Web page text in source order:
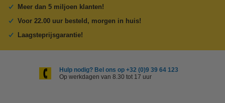
Meer dan 5 miljoen klanten!
Voor 22.00 uur besteld, morgen in huis!
Laagsteprijsgarantie!
Hulp nodig? Bel ons op +32 (0)9 39 64 123
Op werkdagen van 8.30 tot 17 uur